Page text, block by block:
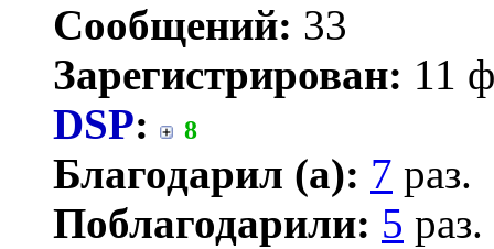
Сообщений: 33
Зарегистрирован: 11
DSP: 8
Благодарил (а): 7 раз.
Поблагодарили: 5 раз.